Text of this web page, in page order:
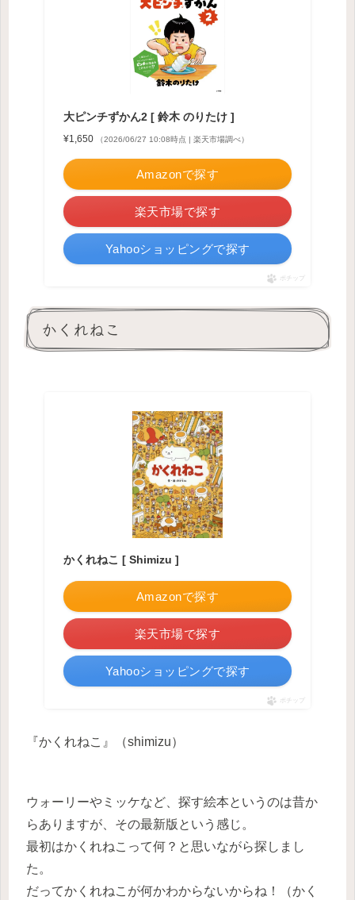
大ピンチずかん2 [ 鈴木 のりたけ ]
¥1,650 （2026/06/27 10:08時点 | 楽天市場調べ）
Amazonで探す
楽天市場で探す
Yahooショッピングで探す
ポチップ
かくれねこ
かくれねこ [ Shimizu ]
Amazonで探す
楽天市場で探す
Yahooショッピングで探す
ポチップ
『かくれねこ』（shimizu）
ウォーリーやミッケなど、探す絵本というのは昔か
らありますが、その最新版という感じ。
最初はかくれねこって何？と思いながら探しまし
た。
だってかくれねこが何かわからないからね！（かく